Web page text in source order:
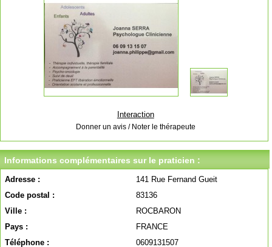
Interaction
Donner un avis / Noter le thérapeute
Informations complémentaires sur le praticien :
Adresse :
141 Rue Fernand Gueit
Code postal :
83136
Ville :
ROCBARON
Pays :
FRANCE
Téléphone :
0609131507